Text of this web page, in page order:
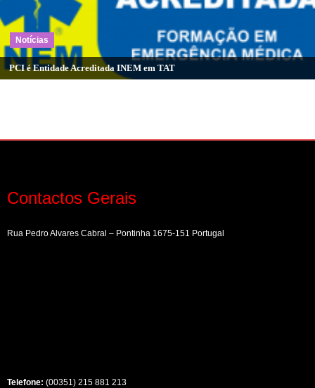
Notícias
PCI é Entidade Acreditada INEM em TAT
Contactos Gerais
Rua Pedro Alvares Cabral – Pontinha 1675-151 Portugal
Telefone: (00351) 215 881 213